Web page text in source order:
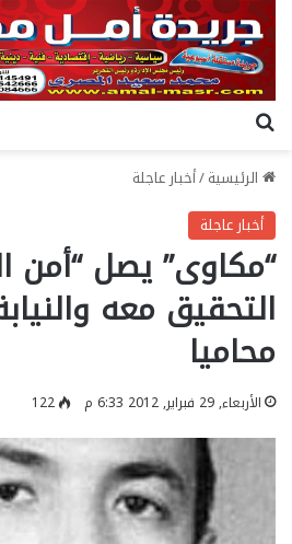
الرئيسية/أخبار عاجلة
أخبار عاجلة
“مكاوى” يصل “أمن
التحقيق معه
محاميا
الأربعاء, 29 فبراير, 2012 6:33 م 122